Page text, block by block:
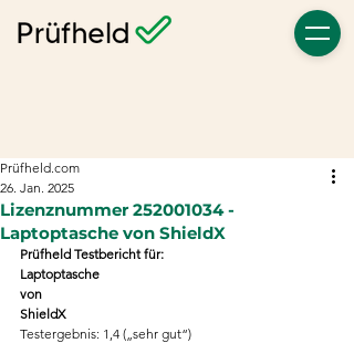
Lizenznummer 252001034 -
Laptoptasche von ShieldX
Prüfheld.com
26. Jan. 2025
Prüfheld Testbericht für:
Laptoptasche
von
ShieldX
Testergebnis: 1,4 („sehr gut“)